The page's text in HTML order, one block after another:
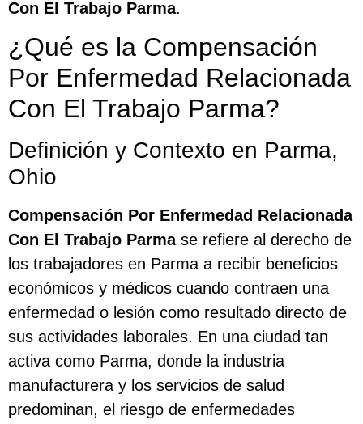
Con El Trabajo Parma.
¿Qué es la Compensación
Por Enfermedad Relacionada
Con El Trabajo Parma?
Definición y Contexto en Parma,
Ohio
Compensación Por Enfermedad Relacionada
Con El Trabajo Parmase refiere al derecho de
los trabajadores en Parma a recibir beneficios
económicos y médicos cuando contraen una
enfermedad o lesión como resultado directo de
sus actividades laborales. En una ciudad tan
activa como Parma, donde la industria
manufacturera y los servicios de salud
predominan, el riesgo de enfermedades